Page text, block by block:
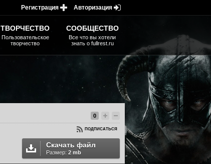
0
ПОДПИСАТЬСЯ
Скачать файл
Размер: 2 mb
ТВОРЧЕСТВО
Пользовательское
творчество
СООБЩЕСТВО
Все что вы хотели
знать о fullrest.ru
Авторизация
Регистрация